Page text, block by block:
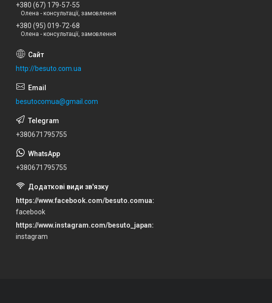
+380 (67) 179-57-55
Олена - консультації, замовлення
+380 (95) 019-72-68
Олена - консультації, замовлення
http://besuto.com.ua
besutocomua@gmail.com
+380671795755
+380671795755
https://www.facebook.com/besuto.comua
facebook
https://www.instagram.com/besuto_japan
instagram